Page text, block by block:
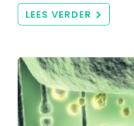
LEES VERDER